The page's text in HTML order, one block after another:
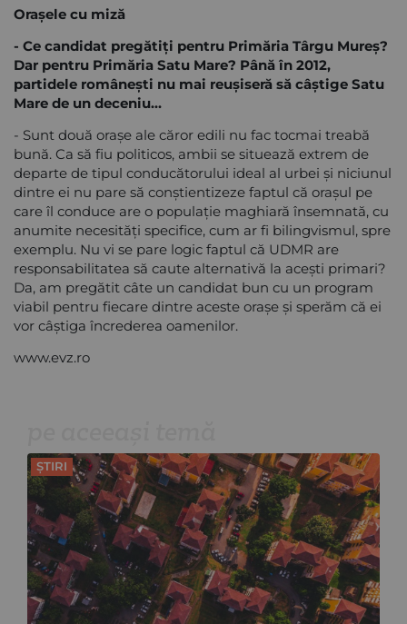
Orașele cu miză
- Ce candidat pregătiţi pentru Primăria Târgu Mureş?
Dar pentru Primăria Satu Mare? Până în 2012,
partidele româneşti nu mai reuşiseră să câştige Satu
Mare de un deceniu...
- Sunt două orașe ale căror edili nu fac tocmai treabă
bună. Ca să fiu politicos, ambii se situează extrem de
departe de tipul conducătorului ideal al urbei și niciunul
dintre ei nu pare să conștientizeze faptul că orașul pe
care îl conduce are o populație maghiară însemnată, cu
anumite necesități specifice, cum ar fi bilingvismul, spre
exemplu. Nu vi se pare logic faptul că UDMR are
responsabilitatea să caute alternativă la acești primari?
Da, am pregătit câte un candidat bun cu un program
viabil pentru fiecare dintre aceste orașe și sperăm că ei
vor câștiga încrederea oamenilor.
www.evz.ro
ȘTIRI